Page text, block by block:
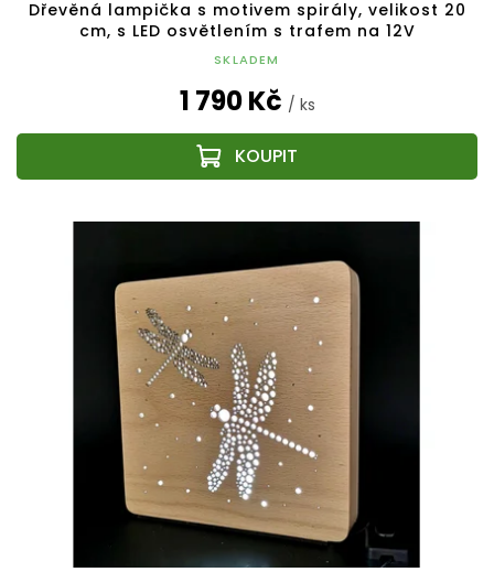
Dřevěná lampička s motivem spirály, velikost 20
cm, s LED osvětlením s trafem na 12V
SKLADEM
1 790 Kč / ks